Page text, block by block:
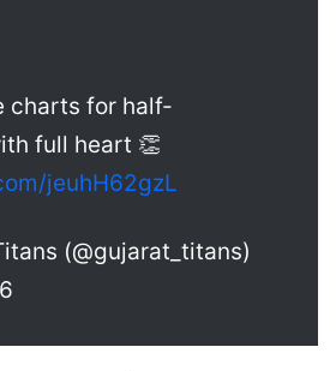
charts for half-
full heart 👏
jeuhH62gzL
(@gujarat_titans)